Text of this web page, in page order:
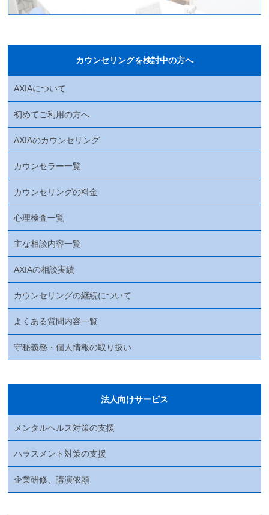
カウンセリングを検討中の方へ
AXIAについて
初めてご利用の方へ
AXIAのカウンセリング
カウンセラー一覧
カウンセリングの料金
心理検査一覧
主な相談内容一覧
AXIAの相談実績
カウンセリングの継続について
よくある質問内容一覧
守秘義務・個人情報の取り扱い
法人向けサービス
メンタルヘルス対策の支援
ハラスメント対策の支援
企業研修、講演依頼